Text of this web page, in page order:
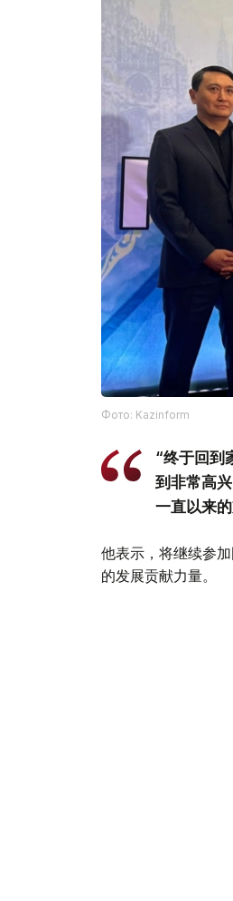
Фото: Kazinform
“终于回到
到非常高
一直以来的
他表示，将继续参
的发展贡献力量。